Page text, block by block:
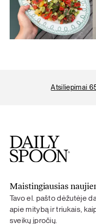
atsiliepimai
Maistingiausias
Tavo el. pašto dėžutėje
apie mitybą ir triukais,
sveikų įpročių.